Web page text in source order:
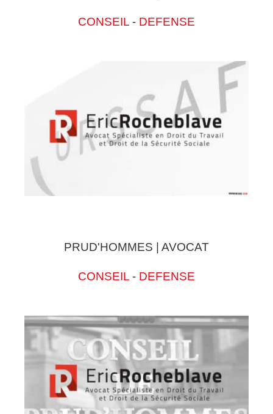
CONSEIL - DEFENSE
PRUD'HOMMES | AVOCAT
CONSEIL - DEFENSE